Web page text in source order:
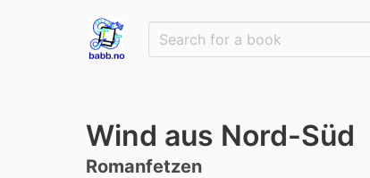
Wind aus Nord-Süd
Romanfetzen